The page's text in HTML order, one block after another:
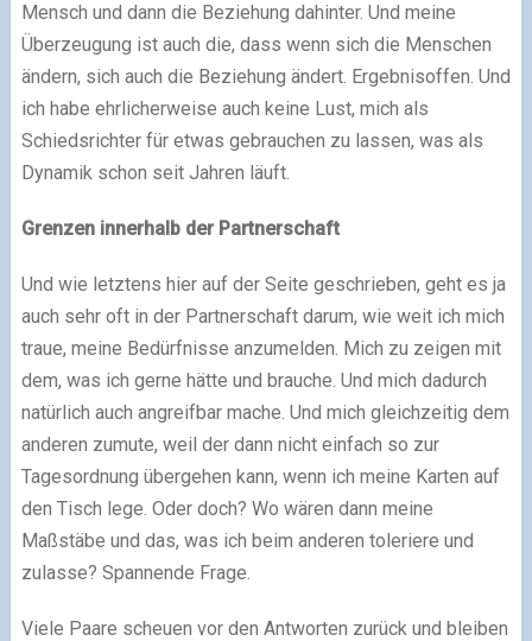
Mensch und dann die Beziehung dahinter. Und meine
Überzeugung ist auch die, dass wenn sich die Menschen
ändern, sich auch die Beziehung ändert. Ergebnisoffen. Und
ich habe ehrlicherweise auch keine Lust, mich als
Schiedsrichter für etwas gebrauchen zu lassen, was als
Dynamik schon seit Jahren läuft.
Grenzen innerhalb der Partnerschaft
Und wie letztens hier auf der Seite geschrieben, geht es ja
auch sehr oft in der Partnerschaft darum, wie weit ich mich
traue, meine Bedürfnisse anzumelden. Mich zu zeigen mit
dem, was ich gerne hätte und brauche. Und mich dadurch
natürlich auch angreifbar mache. Und mich gleichzeitig dem
anderen zumute, weil der dann nicht einfach so zur
Tagesordnung übergehen kann, wenn ich meine Karten auf
den Tisch lege. Oder doch? Wo wären dann meine
Maßstäbe und das, was ich beim anderen toleriere und
zulasse? Spannende Frage.
Viele Paare scheuen vor den Antworten zurück und bleiben